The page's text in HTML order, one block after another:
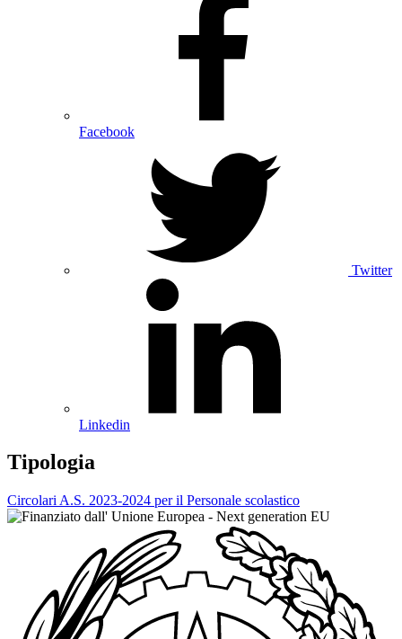
Facebook
Twitter
Linkedin
Tipologia
Circolari A.S. 2023-2024 per il Personale scolastico